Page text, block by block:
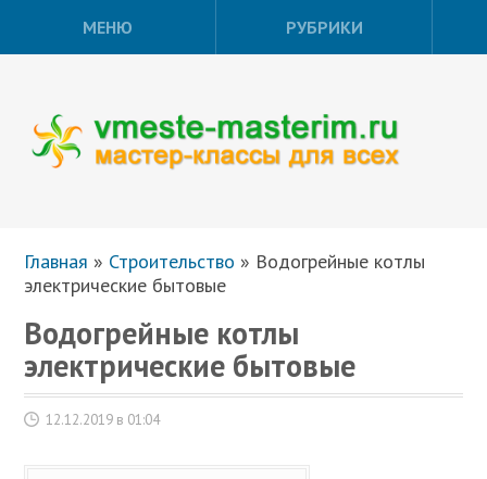
МЕНЮ РУБРИКИ
Главная » Строительство » Водогрейные котлы
электрические бытовые
Водогрейные котлы
электрические бытовые
12.12.2019 в 01:04